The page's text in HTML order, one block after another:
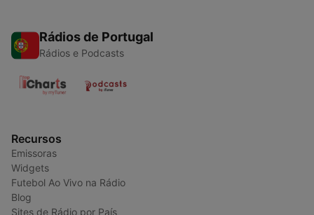
Rádios de Portugal
Rádios e Podcasts
Recursos
Emissoras
Widgets
Futebol Ao Vivo na Rádio
Blog
Sites de Rádio por País